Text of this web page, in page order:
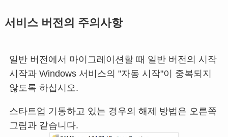
서비스 버전의 주의사항
일반 버전에서 마이그레이션할 때 일반 버전의 시작
시작과 Windows 서비스의 "자동 시작"이 중복되지
않도록 하십시오.
스타트업 기동하고 있는 경우의 해제 방법은 오른쪽
그림과 같습니다.